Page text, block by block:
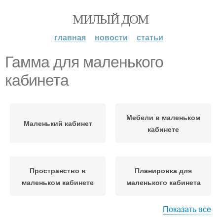
МИЛЫЙ ДОМ
главная новости статьи
Гамма для маленького
кабинета
Маленький кабинет
Мебели в маленьком
кабинете
Пространство в
маленьком кабинете
Планировка для
маленького кабинета
Показать все